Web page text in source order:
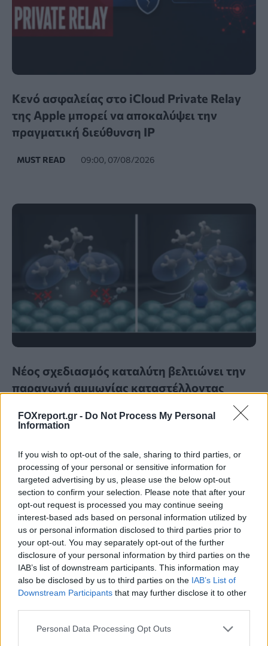
FOXreport.gr - Do Not Process My Personal
Information
If you wish to opt-out of the sale, sharing to third parties, or
processing of your personal or sensitive information for
targeted advertising by us, please use the below opt-out
section to confirm your selection. Please note that after your
opt-out request is processed you may continue seeing
interest-based ads based on personal information utilized by
us or personal information disclosed to third parties prior to
your opt-out. You may separately opt-out of the further
disclosure of your personal information by third parties on the
IAB’s list of downstream participants. This information may
also be disclosed by us to third parties on the IAB’s List of
Downstream Participants that may further disclose it to other
Personal Data Processing Opt Outs
Κενό ασφαλείας στο iCloud Private Relay
της Apple μπορεί να αποκαλύψει την
πραγματική διεύθυνση IP
MUST READ 09:00, 07/08/2026
Νέος σχεδιασμός καταλύτη βελτιώνει την
παραγωγή αμμωνίας καταστέλλοντας
ΕΠΙΣΤΉΜΗ